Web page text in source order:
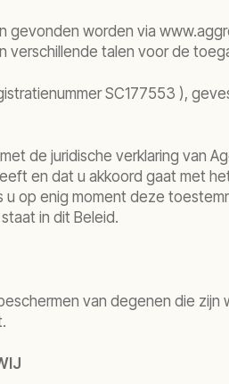
worden via
verschillende talen voor de
SC177553 ),
de juridische verklaring
en dat u akkoord gaat met
op enig moment deze
in dit Beleid.
van degenen die